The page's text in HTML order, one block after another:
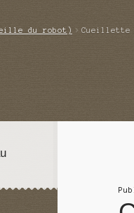
du robot)
Cueillette